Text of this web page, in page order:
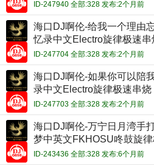
ID-247940 全部:328 发布:2个月前
海口DJ啊伦-给我一个理由
忆录中文Electro旋律极速串
ID-247704 全部:328 发布:2个月前
海口DJ啊伦-如果你可以陪
录中文Electro旋律极速串烧
ID-247703 全部:328 发布:2个月前
海口DJ啊伦-万宁日月湾手
梦中英文FKHOSU咚鼓旋
ID-243436 全部:328 发布:6个月前